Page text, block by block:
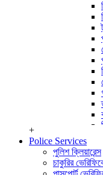
+
Police Services
পুলিশ ক্লিয়ারেন্স
চাকুরির